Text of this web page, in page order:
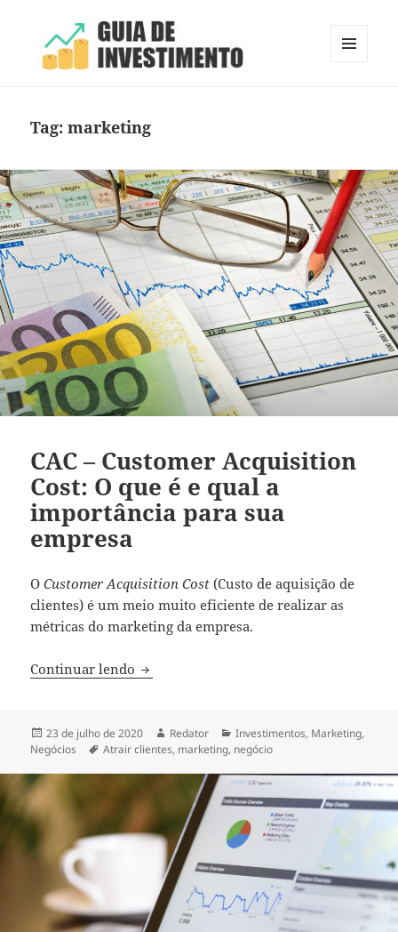
Tag:marketing
CAC – Customer Acquisition
Cost: O que é e qual a
importância para sua
empresa
OCustomer Acquisition Cost (Custo de aquisição de
clientes) é um meio muito eficiente de realizar as
métricas do marketing da empresa.
Continuar lendo CAC – Customer Acquisition Cost: O
Publicado
em
23 de julho de 2020 Autor
Redator Categorias
Investimentos, Marketing,
Negócios
Tags
Atrair clientes, marketing, negócio